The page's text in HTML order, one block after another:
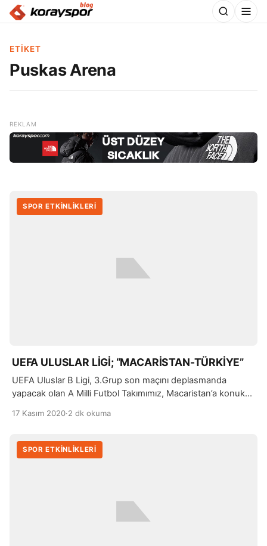
ETIKET
Puskas Arena
SPOR ETKİNLİKLERİ
UEFA ULUSLAR LİGİ; “MACARİSTAN-TÜRKİYE”
UEFA Uluslar B Ligi, 3.Grup son maçını deplasmanda
yapacak olan A Milli Futbol Takımımız, Macaristan’a konuk
17 Kasım 2020·2 dk okuma
SPOR ETKİNLİKLERİ